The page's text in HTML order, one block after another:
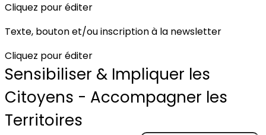
Cliquez pour éditer
Texte, bouton et/ou inscription à la newsletter
Cliquez pour éditer
Sensibiliser & Impliquer les
Citoyens - Accompagner les
Territoires